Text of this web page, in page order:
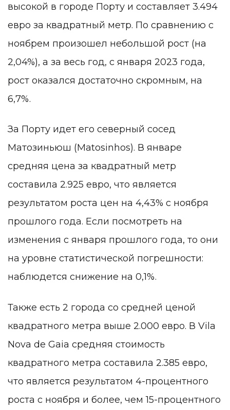
высокой в ​​городе Порту и составляет 3.494
евро за квадратный метр. По сравнению с
ноябрем произошел небольшой рост (на
2,04%), а за весь год, с января 2023 года,
рост оказался достаточно скромным, на
6,7%.
За Порту идет его северный сосед
Матозиньюш (Matosinhos). В январе
средняя цена за квадратный метр
составила 2.925 евро, что является
результатом роста цен на 4,43% с ноября
прошлого года. Если посмотреть на
изменения с января прошлого года, то они
на уровне статистической погрешности:
наблюдется снижение на 0,1%.
Также есть 2 города со средней ценой
квадратного метра выше 2.000 евро. В Vila
Nova de Gaia средняя стоимость
квадратного метра составила 2.385 евро,
что является результатом 4-процентного
роста с ноября и более, чем 15-процентного